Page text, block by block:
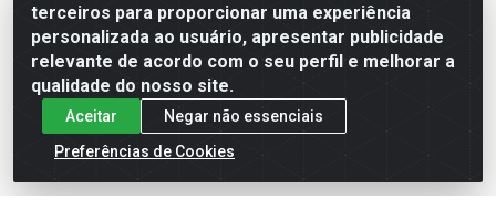
terceiros para proporcionar uma experiência
personalizada ao usuário, apresentar publicidade
relevante de acordo com o seu perfil e melhorar a
qualidade do nosso site.
Aceitar
Negar não essenciais
Preferências de Cookies
Formas de Pagamento